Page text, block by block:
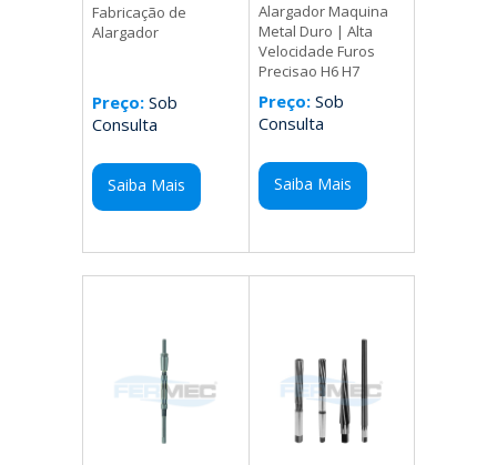
Fabricação de
Alargador
Preço: Sob
Consulta
Saiba Mais
Alargador Maquina
Metal Duro | Alta
Velocidade Furos
Precisao H6 H7
Preço:Sob
Consulta
Saiba Mais